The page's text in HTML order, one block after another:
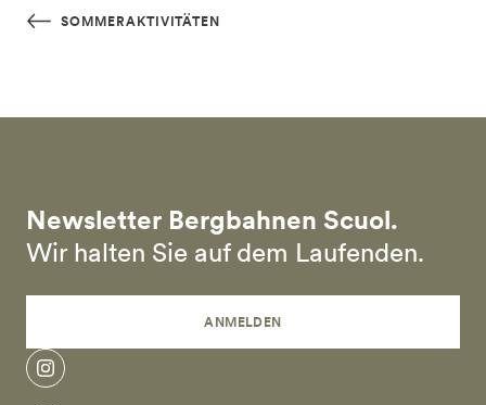
Skip to main content
SOMMERAKTIVITÄTEN
Newsletter Bergbahnen Scuol.
Wir halten Sie auf dem Laufenden.
ANMELDEN
instagram